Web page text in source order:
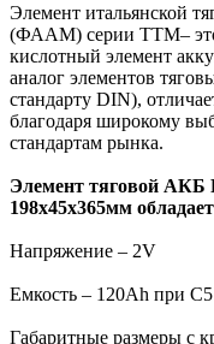
Элемент итальянской
(ФААМ) серии TTM–
кислотный элемент
аналог элементов
стандарту DIN),
благодаря широкому
стандартам рынка.
Элемент тяговой
198x45x365мм
Напряжение – 2V
Емкость – 120Ah при С5
Габаритные размеры с